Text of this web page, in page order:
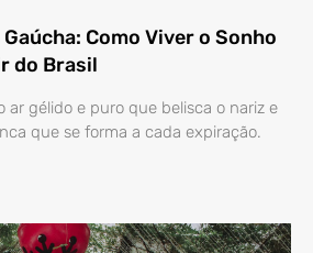
Como Viver o Sonho
do Brasil
ar gélido e puro que belisca o nariz e
que se forma a cada expiração.